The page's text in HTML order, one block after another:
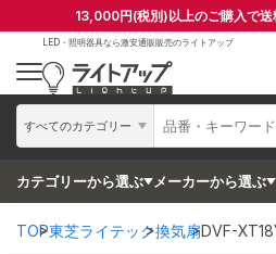
13,000円(税別)以上のご購入で
LED・照明器具なら激安通販販売のライトアップ
すべてのカテゴリー
カテゴリーから選ぶ メーカーから選ぶ
TOP東芝ライテック換気扇DVF-